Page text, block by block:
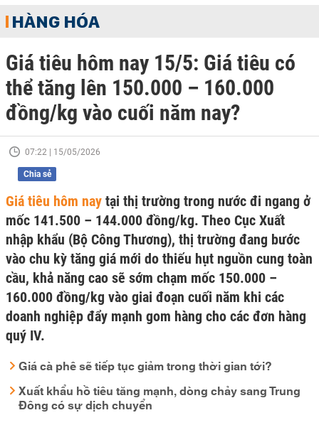
HÀNG HÓA
Giá tiêu hôm nay 15/5: Giá tiêu có
thể tăng lên 150.000 – 160.000
đồng/kg vào cuối năm nay?
07:22 | 15/05/2026
Chia sẻ
Giá tiêu hôm nay tại thị trường trong nước đi ngang ở
mốc 141.500 – 144.000 đồng/kg. Theo Cục Xuất
nhập khẩu (Bộ Công Thương), thị trường đang bước
vào chu kỳ tăng giá mới do thiếu hụt nguồn cung toàn
cầu, khả năng cao sẽ sớm chạm mốc 150.000 –
160.000 đồng/kg vào giai đoạn cuối năm khi các
doanh nghiệp đẩy mạnh gom hàng cho các đơn hàng
quý IV.
Giá cà phê sẽ tiếp tục giảm trong thời gian tới?
Xuất khẩu hồ tiêu tăng mạnh, dòng chảy sang Trung
Đông có sự dịch chuyển